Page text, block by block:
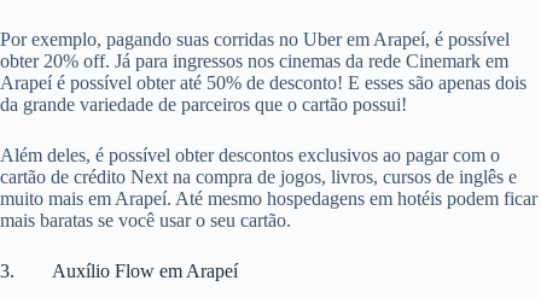
Por exemplo, pagando suas corridas no Uber em Arapeí, é possível
obter 20% off. Já para ingressos nos cinemas da rede Cinemark em
Arapeí é possível obter até 50% de desconto! E esses são apenas dois
da grande variedade de parceiros que o cartão possui!
Além deles, é possível obter descontos exclusivos ao pagar com o
cartão de crédito Next na compra de jogos, livros, cursos de inglês e
muito mais em Arapeí. Até mesmo hospedagens em hotéis podem ficar
mais baratas se você usar o seu cartão.
3. Auxílio Flow em Arapeí